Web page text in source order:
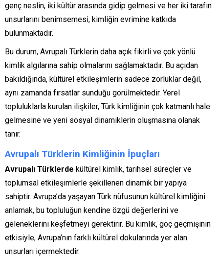
genç neslin, iki kültür arasında gidip gelmesi ve her iki tarafın
unsurlarını benimsemesi, kimliğin evrimine katkıda
bulunmaktadır.
Bu durum, Avrupalı Türklerin daha açık fikirli ve çok yönlü
kimlik algılarına sahip olmalarını sağlamaktadır. Bu açıdan
bakıldığında, kültürel etkileşimlerin sadece zorluklar değil,
aynı zamanda fırsatlar sunduğu görülmektedir. Yerel
topluluklarla kurulan ilişkiler, Türk kimliğinin çok katmanlı hale
gelmesine ve yeni sosyal dinamiklerin oluşmasına olanak
tanır.
Avrupalı Türklerin Kimliğinin İpuçları
Avrupalı Türklerde kültürel kimlik, tarihsel süreçler ve
toplumsal etkileşimlerle şekillenen dinamik bir yapıya
sahiptir. Avrupa’da yaşayan Türk nüfusunun kültürel kimliğini
anlamak, bu topluluğun kendine özgü değerlerini ve
geleneklerini keşfetmeyi gerektirir. Bu kimlik, göç geçmişinin
etkisiyle, Avrupa’nın farklı kültürel dokularında yer alan
unsurları içermektedir.